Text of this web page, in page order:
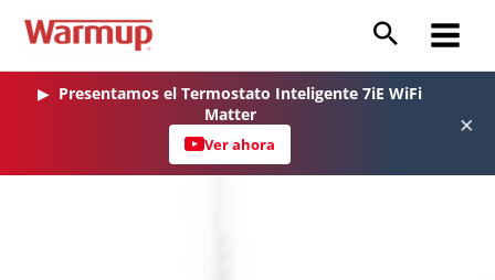
Main
▶ Presentamos el Termostato Inteligente 7iE WiFi
Matter
Ver ahora
×